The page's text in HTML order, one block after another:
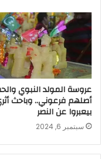
عروسة المولد النبوي
أصلهم فرعوني.. وباحث
بيعبروا عن النصر
سبتمبر 6, 2024